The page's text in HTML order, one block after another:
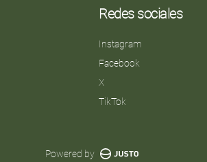
Redes sociales
Instagram
Facebook
X
TikTok
Powered by